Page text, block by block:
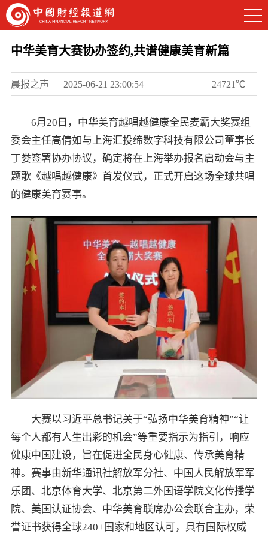
中华美育大赛协办签约,共谱健康美育新篇
晨报之声 2025-06-21 23:00:54 24721℃
6月20日，中华美育越唱越健康全民麦霸大奖赛组
委会主任高倩如与上海汇投缔数字科技有限公司董事长
丁娄签署协办协议，确定将在上海举办报名启动会与主
题歌《越唱越健康》首发仪式，正式开启这场全球共唱
的健康美育赛事。
大赛以习近平总书记关于“弘扬中华美育精神”“让
每个人都有人生出彩的机会”等重要指示为指引，响应
健康中国建设，旨在促进全民身心健康、传承美育精
神。赛事由新华通讯社解放军分社、中国人民解放军军
乐团、北京体育大学、北京第二外国语学院文化传播学
院、美国认证协会、中华美育联席办公会联合主办，荣
誉证书获得全球240+国家和地区认可，具有国际权威